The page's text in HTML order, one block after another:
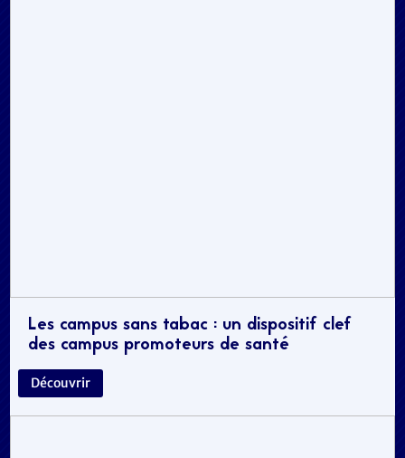
Les campus sans tabac : un dispositif clef
des campus promoteurs de santé
Découvrir